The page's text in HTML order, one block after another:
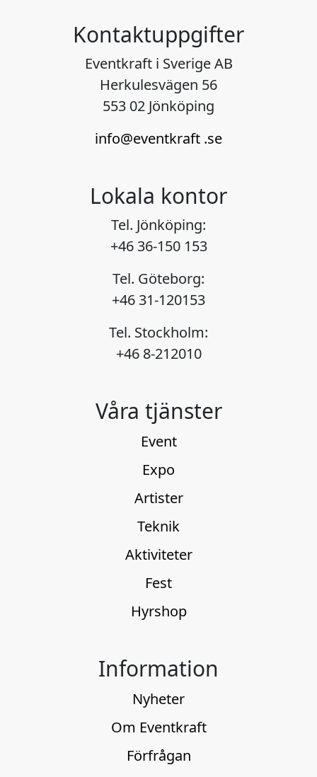
Kontaktuppgifter
Eventkraft i Sverige AB
Herkulesvägen 56
553 02 Jönköping
info@eventkraft .se
Lokala kontor
Tel. Jönköping:
+46 36-150 153
Tel. Göteborg:
+46 31-120153
Tel. Stockholm:
+46 8-212010
Våra tjänster
Event
Expo
Artister
Teknik
Aktiviteter
Fest
Hyrshop
Information
Nyheter
Om Eventkraft
Förfrågan